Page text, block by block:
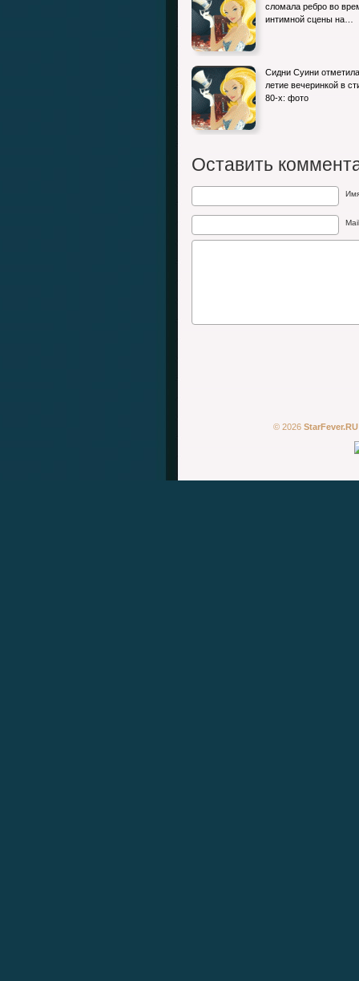
сломала ребро во
интимной сцены на…
Сидни Суини
летие вечеринкой в
80-х: фото
Оставить
© 2026 StarFever.RU